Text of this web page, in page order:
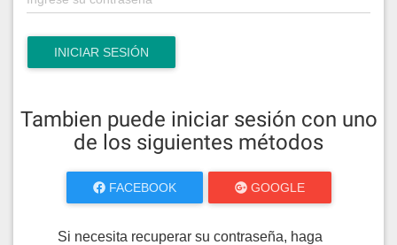
INICIAR SESIÓN
Tambien puede iniciar sesión con uno
de los siguientes métodos
FACEBOOK GOOGLE
Si necesita recuperar su contraseña, haga